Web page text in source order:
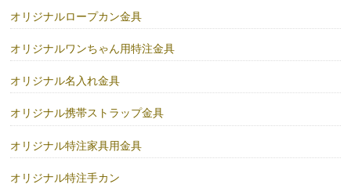
オリジナルロープカン金具
オリジナルワンちゃん用特注金具
オリジナル名入れ金具
オリジナル携帯ストラップ金具
オリジナル特注家具用金具
オリジナル特注手カン